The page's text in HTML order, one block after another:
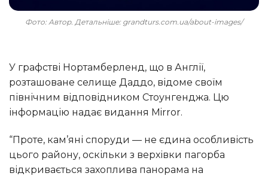
Фото: Автор. Детальніше: grandturs.com.ua/about-images/
У графстві Нортамберленд, що в Англії,
розташоване селище Даддо, відоме своїм
північним відповідником Стоунгенджа. Цю
інформацію надає видання Mirror.
“Проте, кам’яні споруди — не єдина особливість
цього району, оскільки з верхівки пагорба
відкривається захоплива панорама на